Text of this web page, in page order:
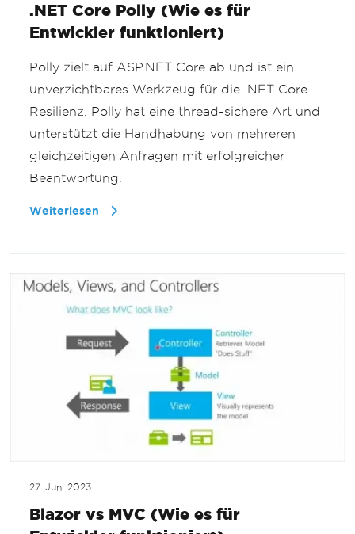
.NET Core Polly (Wie es für
Entwickler funktioniert)
Polly zielt auf ASP.NET Core ab und ist ein
unverzichtbares Werkzeug für die .NET Core-
Resilienz. Polly hat eine thread-sichere Art und
unterstützt die Handhabung von mehreren
gleichzeitigen Anfragen mit erfolgreicher
Beantwortung.
Weiterlesen
27. Juni 2023
Blazor vs MVC (Wie es für